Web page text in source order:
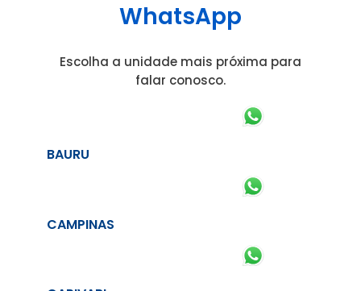
WhatsApp
Escolha a unidade mais próxima para
falar conosco.
BAURU
CAMPINAS